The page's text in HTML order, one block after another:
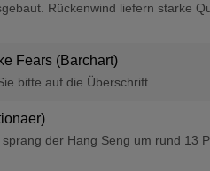
Rückenwind liefern starke
Fears (Barchart)
bitte auf die Überschrift...
der Hang Seng um rund 13